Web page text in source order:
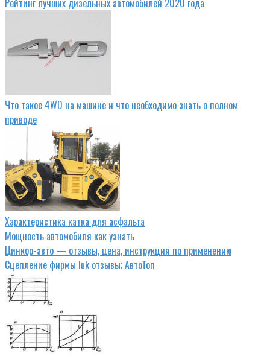
Рейтинг лучших дизельных автомобилей 2020 года
Что такое 4WD на машине и что необходимо знать о полном
приводе
Характеристика катка для асфальта
Мощность автомобиля как узнать
Цинкор-авто — отзывы, цена, инструкция по применению
Сцепление фирмы luk отзывы; АвтоТоп